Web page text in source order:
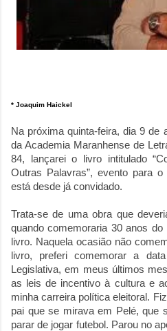
* Joaquim Haickel
Na próxima quinta-feira, dia 9 de
da Academia Maranhense de
84, lançarei o livro intitulado
Outras Palavras”, evento para
está desde já convidado.
Trata-se de uma obra que
quando comemoraria 30 anos
livro. Naquela ocasião não
livro, preferi comemorar a
Legislativa, em meus últimos
as leis de incentivo à cultura e
minha carreira política eleitoral.
pai que se mirava em Pelé, que
parar de jogar futebol. Parou no